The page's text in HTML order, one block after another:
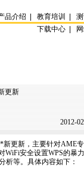
品介绍 教育培训
下载中心 |
更新
2012-
*新更新，主要针对AME
WiFi安全设置WPS的暴
析等。具体内容如下：